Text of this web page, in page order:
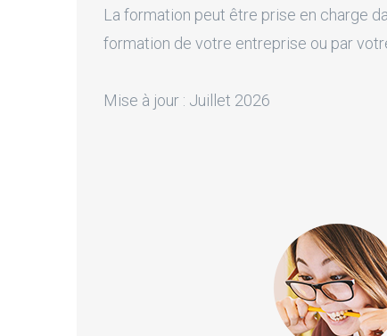
La formation peut être prise en charge
formation de votre entreprise ou par
Mise à jour : Juillet 2026